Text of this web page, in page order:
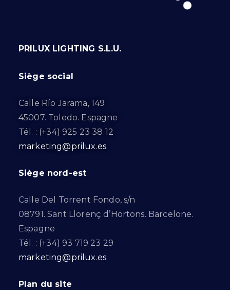
PRILUX LIGHTING S.L.U.
Siège social
Calle Río Jarama, 149
45007. Toledo. Espagne
Tél. : (+34) 925 23 38 12
marketing@prilux.es
Siège nord-est
Calle Del Torrent Fondo, s/n
08791. Sant Llorenç d’Hortons. Barcelone.
Espagne
Tél. : (+34) 93 719 23 29
marketing@prilux.es
Plan du site